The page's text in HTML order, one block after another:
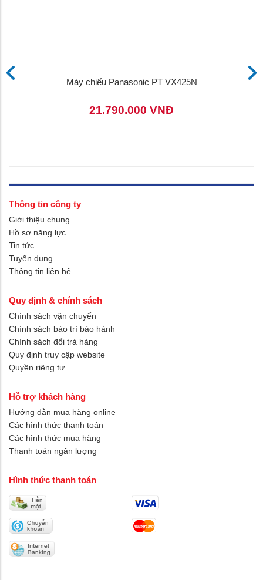
Máy chiếu Panasonic PT VX425N
21.790.000 VNĐ
Thông tin công ty
Giới thiệu chung
Hồ sơ năng lực
Tin tức
Tuyển dụng
Thông tin liên hệ
Quy định & chính sách
Chính sách vận chuyển
Chính sách bảo trì bảo hành
Chính sách đổi trả hàng
Quy định truy cập website
Quyền riêng tư
Hỗ trợ khách hàng
Hướng dẫn mua hàng online
Các hình thức thanh toán
Các hình thức mua hàng
Thanh toán ngân lượng
Hình thức thanh toán